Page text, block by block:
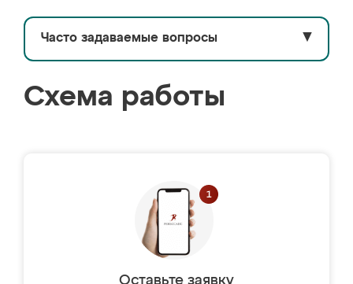
Часто задаваемые вопросы ▼
Схема работы
Оставьте заявку